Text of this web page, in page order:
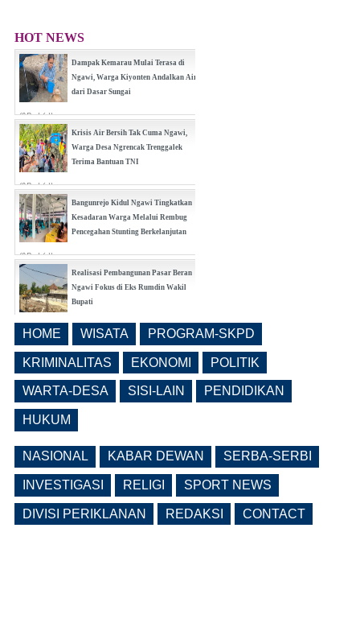
HOT NEWS
Dampak Kemarau Mulai Terasa di
Ngawi, Warga Kiyonten Andalkan Air
dari Dasar Sungai
(0 Reply(s))
Krisis Air Bersih Tak Cuma Ngawi,
Warga Desa Ngrencak Trenggalek
Terima Bantuan TNI
(0 Reply(s))
Bangunrejo Kidul Ngawi Tingkatkan
Kesadaran Warga Melalui Rembug
Pencegahan Stunting Berkelanjutan
(0 Reply(s))
Realisasi Pembangunan Pasar Beran
Ngawi Fokus di Eks Rumdin Wakil
Bupati
Buka Seleksi Direktur PDAM Definitif
(0 Reply(s))
HOME WISATA PROGRAM-SKPD
KRIMINALITAS EKONOMI POLITIK
WARTA-DESA SISI-LAIN PENDIDIKAN
HUKUM
NASIONAL KABAR DEWAN SERBA-SERBI
INVESTIGASI RELIGI SPORT NEWS
DIVISI PERIKLANAN REDAKSI CONTACT